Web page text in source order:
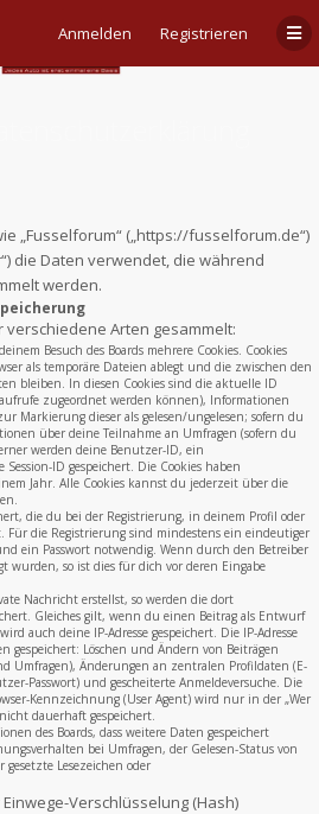
Anmelden Registrieren
„Fusselforum“ („https://fusselforum.de“)
die Daten verwendet, die während
werden.
Arten gesammelt:
Besuch des Boards mehrere Cookies. Cookies
als temporäre Dateien ablegt und die zwischen den
bleiben. In diesen Cookies sind die aktuelle ID
zugeordnet werden können), Informationen
Markierung dieser als gelesen/ungelesen; sofern du
über deine Teilnahme an Umfragen (sofern du
werden deine Benutzer-ID, ein
ID gespeichert. Die Cookies haben
Jahr. Alle Cookies kannst du jederzeit über die
die du bei der Registrierung, in deinem Profil oder
Für die Registrierung sind mindestens ein eindeutiger
ein Passwort notwendig. Wenn durch den Betreiber
wurden, so ist dies für dich vor deren Eingabe
Nachricht erstellst, so werden die dort
Gleiches gilt, wenn du einen Beitrag als Entwurf
auch deine IP-Adresse gespeichert. Die IP-Adresse
Löschen und Ändern von Beiträgen
Umfragen), Änderungen an zentralen Profildaten (E-
Passwort) und gescheiterte Anmeldeversuche. Die
Kennzeichnung (User Agent) wird nur in der „Wer
dauerhaft gespeichert.
des Boards, dass weitere Daten gespeichert
bei Umfragen, der Gelesen-Status von
Lesezeichen oder
Verschlüsselung (Hash)